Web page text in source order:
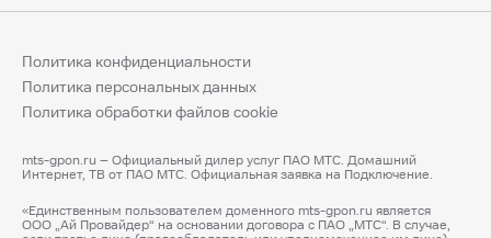
Политика конфиденциальности
Политика персональных данных
Политика обработки файлов cookie
mts-gpon.ru – Официальный дилер услуг ПАО МТС. Домашний
Интернет, ТВ от ПАО МТС. Официальная заявка на Подключение.
«Единственным пользователем доменного mts-gpon.ru является
ООО „Ай Провайдер“ на основании договора с ПАО „МТС“. В случае,